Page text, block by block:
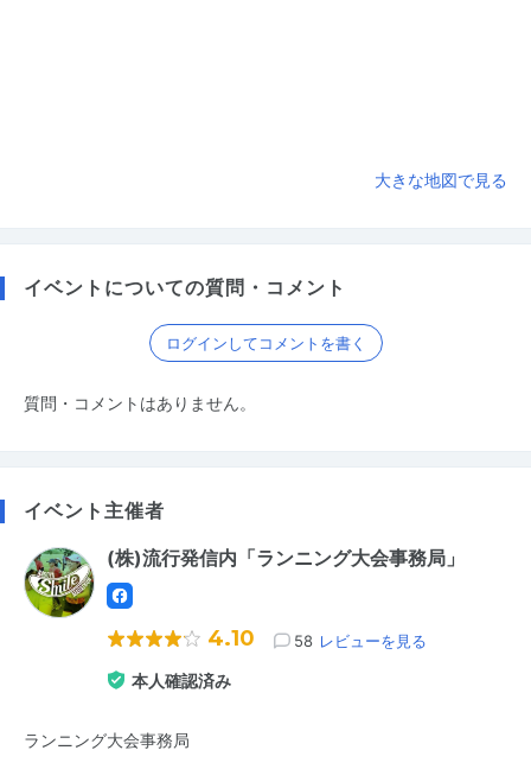
大きな地図で見る
イベントについての質問・コメント
ログインしてコメントを書く
質問・コメントはありません。
イベント主催者
(株)流行発信内「ランニング大会事務局」
4.10 58 レビューを見る
本人確認済み
ランニング大会事務局